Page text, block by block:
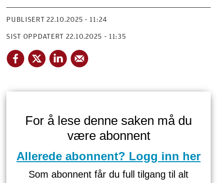
PUBLISERT 22.10.2025 - 11:24
SIST OPPDATERT 22.10.2025 - 11:35
For å lese denne saken må du
være abonnent
Allerede abonnent? Logg inn her
Som abonnent får du full tilgang til alt